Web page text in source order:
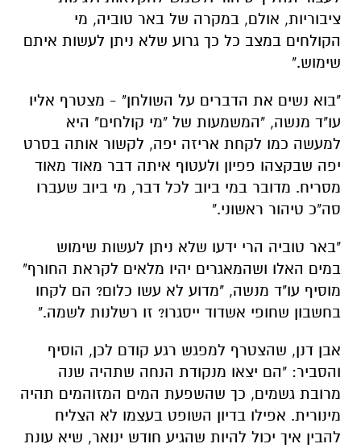
ציבוריות, אולם, במקרה של באר טוביה, מי
הקולחים במצב כל כך גרוע שלא ניתן לעשות איתם
שימוש."
"בוא נשים את הדברים על השולחן" - מצטרף אליו
עו"ד מנשה, "המשמעות של "מי קולחים" היא
למעשה כמו לקחת אריזה יפה, לקשור אותה בסרט
יפה שבקצהו פפיון ולעטוף איתה דבר מאוד מאוד
מסריח. מדובר במי ביוב לכל דבר, מי ביוב שעברו
סה"כ טיהור ראשוני."
"באר טוביה הרי ידעו שלא ניתן לעשות שימוש
במים האלו ושהמאגרים יהיו מלאים לקראת החורף"
מוסיף עו"ד מנשה, "מדוע לא עשו כלום? הם לקחו
בחשבון שחופי אשדוד ייסגרו? זו רשלנות לשמה."
אבן דנן, שהצטרף למפגש רגע קודם לכן, הוסיף
והסביר: "הם יצאו מנקודת הנחה שתהיה שנה
מרובת גשמים, כך שהשפעת המים המזוהמים תהיה
מינורית. אפילו בדיון השופט בעצמו לא הצליח
להבין איך יכול להיות שהגיע חודש ינואר, שיא עונת